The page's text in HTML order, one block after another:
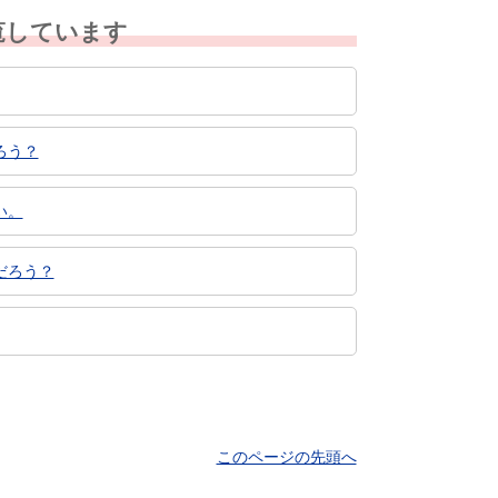
ています
う？
ろう？
このページの先頭へ